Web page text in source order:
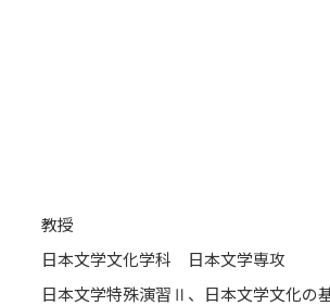
教授
日本文学文化学科 日本文学専攻
日本文学特殊演習Ⅱ、日本文学文化